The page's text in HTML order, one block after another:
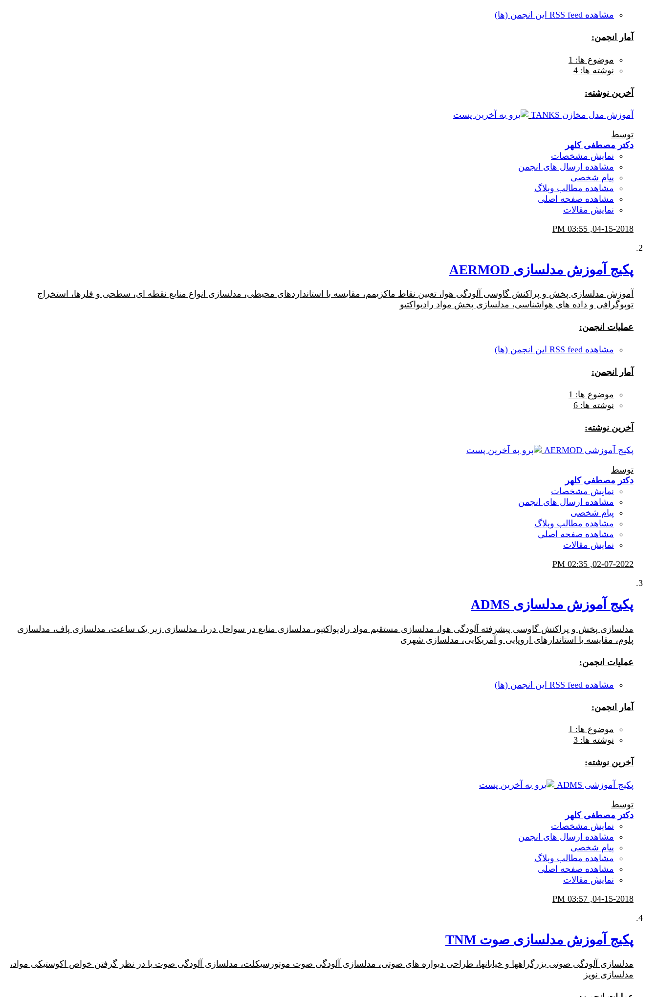
مشاهده RSS feed این انجمن (ها)
آمار انجمن:
موضوع ها: 1
نوشته ها: 4
آخرين نوشته:
آموزش مدل مخازن TANKS
توسط
دکتر مصطفی کلهر
نمایش مشخصات
مشاهده ارسال های انجمن
پیام شخصی
مشاهده مطالب وبلاگ
مشاهده صفحه اصلی
نمایش مقالات
04-15-2018,
03:55 PM
پکیج آموزش مدلسازی AERMOD
آموزش مدلسازی پخش و پراکنش گاوسی آلودگی هوا، تعیین نقاط ماکزیمم، مقایسه با استانداردهای محیطی، مدلسازی انواع منابع نقطه ای، سطحی و فلرها، استخراج
توپوگرافی و داده های هواشناسی، مدلسازی پخش مواد رادیواکتیو
عملیات انجمن:
مشاهده RSS feed این انجمن (ها)
آمار انجمن:
موضوع ها: 1
نوشته ها: 6
آخرين نوشته:
پکیج آموزشی AERMOD
توسط
دکتر مصطفی کلهر
نمایش مشخصات
مشاهده ارسال های انجمن
پیام شخصی
مشاهده مطالب وبلاگ
مشاهده صفحه اصلی
نمایش مقالات
02-07-2022,
02:35 PM
پکیج آموزش مدلسازی ADMS
مدلسازی پخش و پراکنش گاوسی پیشرفته آلودگی هوا، مدلسازی مستقیم مواد رادیواکتیو، مدلسازی منابع در سواحل دریا، مدلسازی زیر یک ساعت، مدلسازی پاف، مدلسازی
پلوم، مقایسه با استاندارهای اروپایی و آمریکایی، مدلسازی شهری
عملیات انجمن:
مشاهده RSS feed این انجمن (ها)
آمار انجمن:
موضوع ها: 1
نوشته ها: 3
آخرين نوشته:
پکیج آموزشی ADMS
توسط
دکتر مصطفی کلهر
نمایش مشخصات
مشاهده ارسال های انجمن
پیام شخصی
مشاهده مطالب وبلاگ
مشاهده صفحه اصلی
نمایش مقالات
04-15-2018,
03:57 PM
پکیج آموزش مدلسازی صوت TNM
مدلسازی آلودگی صوتی بزرگراهها و خیابانها، طراحی دیواره های صوتی، مدلسازی آلودگی صوت موتورسیکلت، مدلسازی آلودگی صوت با در نظر گرفتن خواص اکوستیکی مواد،
مدلسازی نویز